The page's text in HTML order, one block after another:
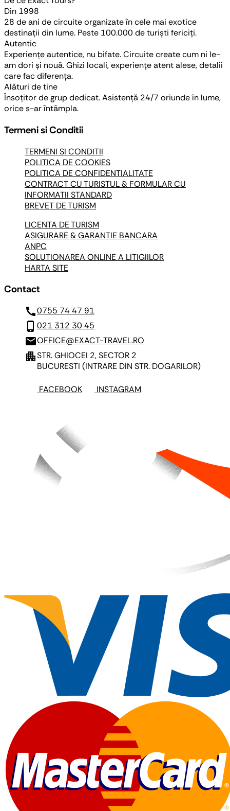
Din 1998
28 de ani de circuite organizate în cele mai exotice
destinații din lume. Peste 100.000 de turiști fericiți.
Autentic
Experiențe autentice, nu bifate. Circuite create cum ni le-
am dori și nouă. Ghizi locali, experiențe atent alese, detalii
care fac diferența.
Alături de tine
Însoțitor de grup dedicat. Asistență 24/7 oriunde în lume,
orice s-ar întâmpla.
Termeni si Conditii
TERMENI SI CONDITII
POLITICA DE COOKIES
POLITICA DE CONFIDENTIALITATE
CONTRACT CU TURISTUL & FORMULAR CU
INFORMATII STANDARD
BREVET DE TURISM
LICENTA DE TURISM
ASIGURARE & GARANTIE BANCARA
ANPC
SOLUTIONAREA ONLINE A LITIGIILOR
HARTA SITE
Contact
call0755 74 47 91
phone_iphone 021 312 30 45
mailOFFICE@EXACT-TRAVEL.RO
apartmentSTR. GHIOCEI 2, SECTOR 2
BUCURESTI (INTRARE DIN STR. DOGARILOR)
FACEBOOK INSTAGRAM